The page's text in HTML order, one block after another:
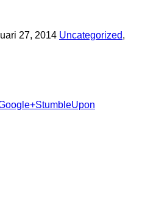
27, 2014 Uncategorized,
StumbleUpon